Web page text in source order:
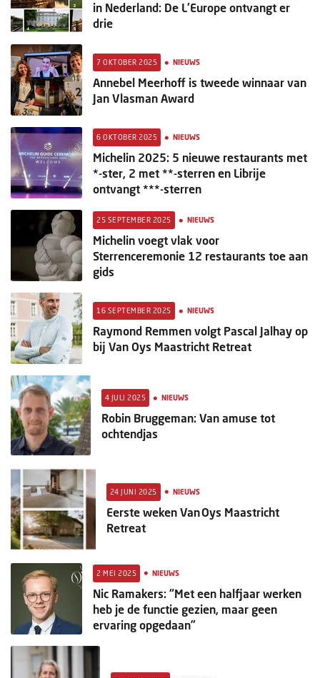
in Nederland: De L'Europe ontvangt er
drie
7 OKTOBER 2025 • NIEUWS
Annebel Meerhoff is tweede winnaar van
Jan Vlasman Award
6 OKTOBER 2025 • NIEUWS
Michelin 2025: 5 nieuwe restaurants met
*-ster, 2 met **-sterren en Librije
ontvangt ***-sterren
25 SEPTEMBER 2025 • NIEUWS
Michelin voegt vlak voor
Sterrenceremonie 12 restaurants toe aan
gids
16 SEPTEMBER 2025 • NIEUWS
Raymond Remmen volgt Pascal Jalhay op
bij Van Oys Maastricht Retreat
4 JULI 2025 • NIEUWS
Robin Bruggeman: Van amuse tot
ochtendjas
24 JUNI 2025 • NIEUWS
Eerste weken Van Oys Maastricht
Retreat
2 MEI 2025 • NIEUWS
Nic Ramakers: “Met een halfjaar werken
heb je de functie gezien, maar geen
ervaring opgedaan”